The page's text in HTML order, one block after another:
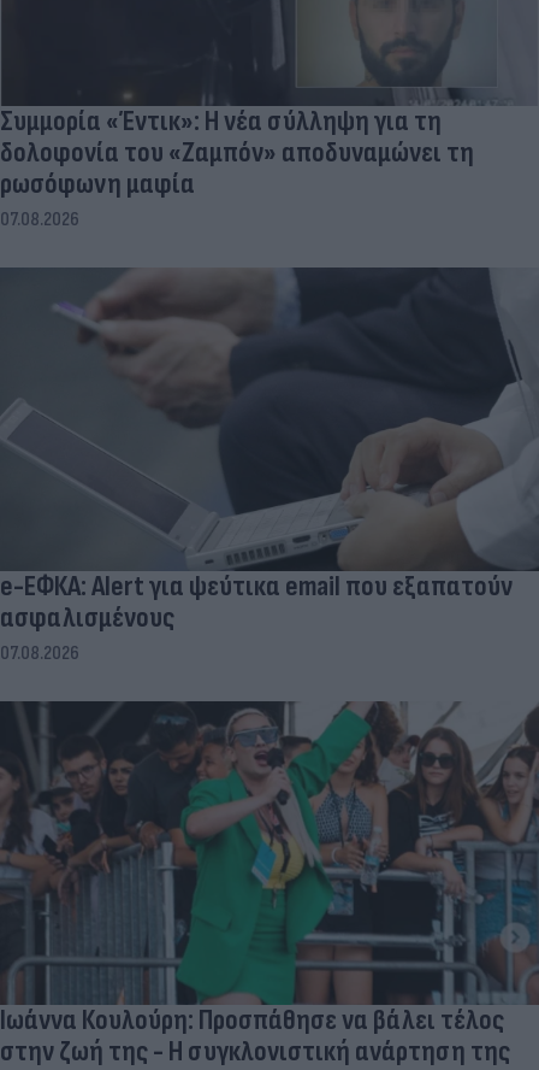
Συμμορία «Έντικ»: Η νέα σύλληψη για τη
δολοφονία του «Ζαμπόν» αποδυναμώνει τη
ρωσόφωνη μαφία
07.08.2026
e-ΕΦΚΑ: Alert για ψεύτικα email που εξαπατούν
ασφαλισμένους
07.08.2026
Ιωάννα Κουλούρη: Προσπάθησε να βάλει τέλος
στην ζωή της - Η συγκλονιστική ανάρτηση της